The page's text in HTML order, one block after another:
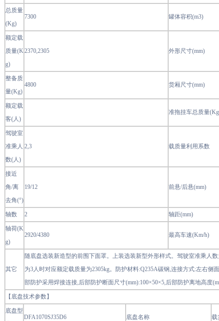
总质量
(Kg)
7300 罐体容积(m3)
额定载
质量(K
g)
2370,2305 外形尺寸(mm)
整备质
量(Kg)
4800 货厢尺寸(mm)
额定载
客(人)
准拖挂车总质量
驾驶室
准乘人
数(人)
2,3 载质量利用系数
接近
角/离
去角(°)
19/12 前悬/后悬(mm)
轴数 2 轴距(mm)
轴荷(K
g)
2920/4380 最高车速(Km/h)
其它
随底盘选装新造型的前围下面罩。上装选装新型外形样式。驾驶室准乘人
为3人时对应额定载质量为2305kg。防护材料:Q235A碳钢,连接方式:左右
部防护采用焊接连接,后部防护断面尺寸(mm):100×50×5,后部防护离地高度
【底盘技术参数】
底盘型
DFA1070SJ35D6 底盘名称 载